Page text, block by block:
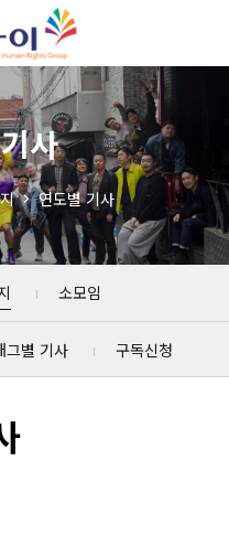
사
연도별 기사
소모임
그별 기사 구독신청